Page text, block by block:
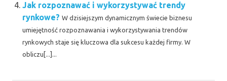
Jak rozpoznawać i wykorzystywać trendy
rynkowe? W dzisiejszym dynamicznym świecie biznesu
umiejętność rozpoznawania i wykorzystywania trendów
rynkowych staje się kluczowa dla sukcesu każdej firmy. W
obliczu[...]...